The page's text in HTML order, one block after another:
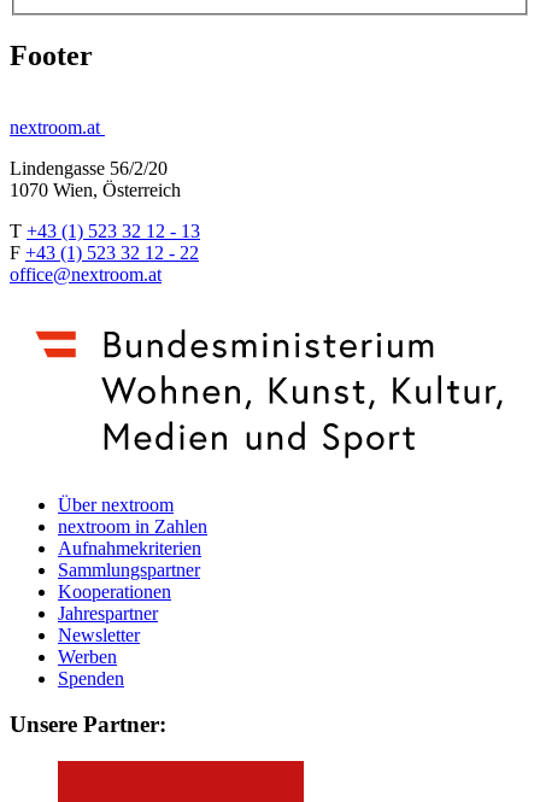
Footer
nextroom.at
Lindengasse 56/2/20
1070 Wien, Österreich
T +43 (1) 523 32 12 - 13
F +43 (1) 523 32 12 - 22
office@nextroom.at
Über nextroom
nextroom in Zahlen
Aufnahmekriterien
Sammlungspartner
Kooperationen
Jahrespartner
Newsletter
Werben
Spenden
Unsere Partner: